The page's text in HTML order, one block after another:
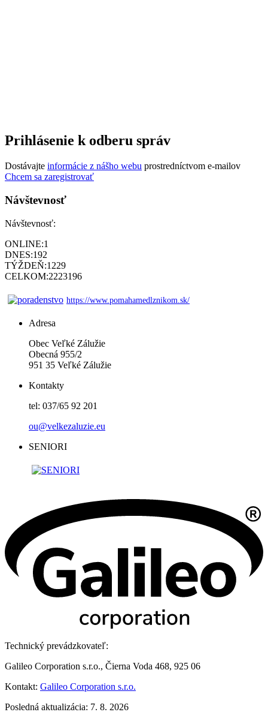
Prihlásenie k odberu správ
Dostávajte informácie z nášho webu prostredníctvom e-mailov
Chcem sa zaregistrovať
Návštevnosť
Návštevnosť:
ONLINE:1
DNES:192
TÝŽDEŇ:1229
CELKOM:2223196
https://www.pomahamedlznikom.sk/
Adresa
Obec Veľké Zálužie
Obecná 955/2
951 35 Veľké Zálužie
Kontakty
tel: 037/65 92 201
ou@velkezaluzie.eu
SENIORI
Technický prevádzkovateľ:
Galileo Corporation s.r.o., Čierna Voda 468, 925 06
Kontakt: Galileo Corporation s.r.o.
Posledná aktualizácia: 7. 8. 2026